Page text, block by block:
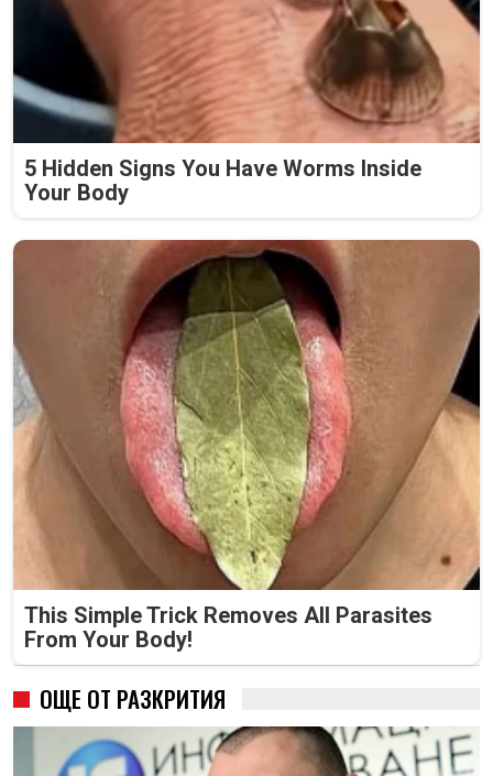
5 Hidden Signs You Have Worms Inside
Your Body
This Simple Trick Removes All Parasites
From Your Body!
ОЩЕ ОТ РАЗКРИТИЯ